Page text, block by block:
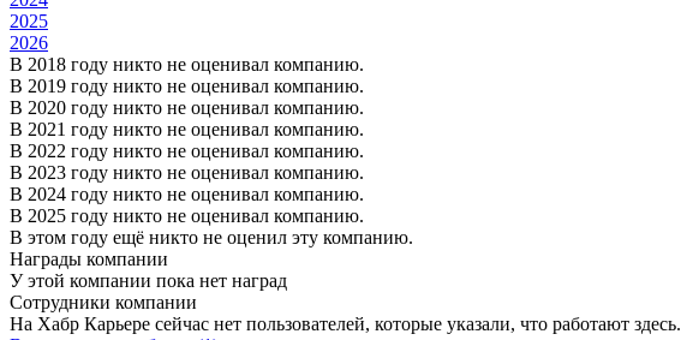
2025
2026
В 2018 году никто не оценивал компанию.
В 2019 году никто не оценивал компанию.
В 2020 году никто не оценивал компанию.
В 2021 году никто не оценивал компанию.
В 2022 году никто не оценивал компанию.
В 2023 году никто не оценивал компанию.
В 2024 году никто не оценивал компанию.
В 2025 году никто не оценивал компанию.
В этом году ещё никто не оценил эту компанию.
Награды компании
У этой компании пока нет наград
Сотрудники компании
На Хабр Карьере сейчас нет пользователей, которые указали, что работают здесь.